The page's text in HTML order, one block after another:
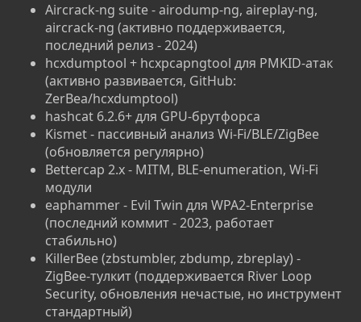
Aircrack-ng suite - airodump-ng, aireplay-ng,
aircrack-ng (активно поддерживается,
последний релиз - 2024)
hcxdumptool + hcxpcapngtool для PMKID-атак
(активно развивается, GitHub:
ZerBea/hcxdumptool)
hashcat 6.2.6+ для GPU-брутфорса
Kismet - пассивный анализ Wi-Fi/BLE/ZigBee
(обновляется регулярно)
Bettercap 2.x - MITM, BLE-enumeration, Wi-Fi
модули
eaphammer - Evil Twin для WPA2-Enterprise
(последний коммит - 2023, работает
стабильно)
KillerBee (zbstumbler, zbdump, zbreplay) -
ZigBee-тулкит (поддерживается River Loop
Security, обновления нечастые, но инструмент
стандартный)